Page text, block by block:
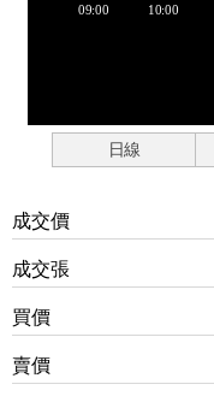
日線
成交價
成交張
買價
賣價